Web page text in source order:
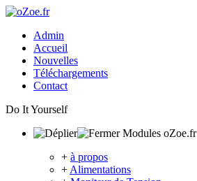
Admin
Accueil
Nouvelles
Téléchargements
Contact
Do It Yourself
Modules oZoe.fr
+ à propos
+ Alimentations